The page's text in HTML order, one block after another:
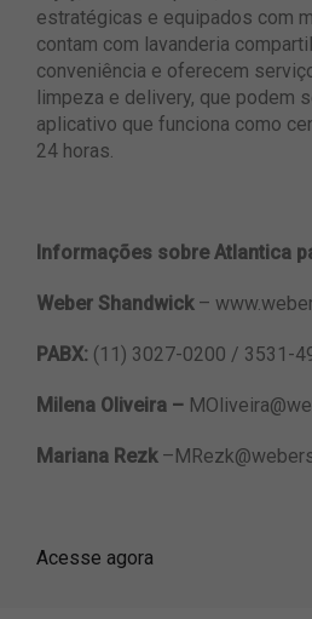
estratégicas e equipados com
contam com lavanderia
conveniência e oferecem
limpeza e delivery, que podem
aplicativo que funciona como
24 horas.
Informações sobre Atlantica
Weber Shandwick –
PABX: (11) 3027-0200 / 3531-
Milena Oliveira –
Mariana Rezk–
Acesse agora